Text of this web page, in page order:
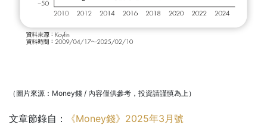
（圖片來源：Money錢 / 內容僅供參考，投資請謹慎為上）
文章節錄自： 《Money錢》2025年3月號